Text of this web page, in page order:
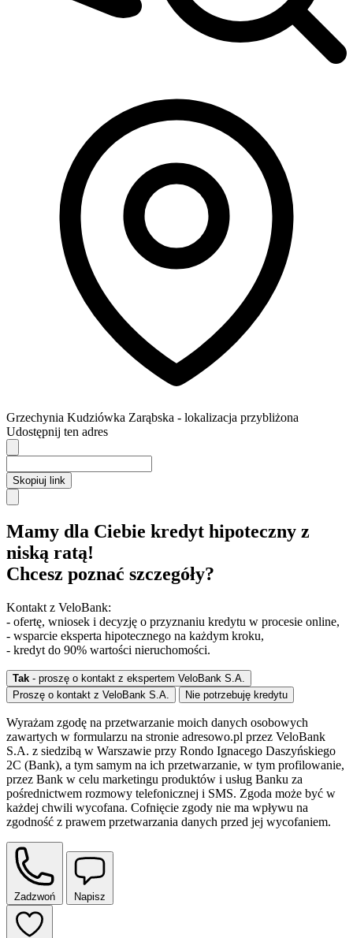
Grzechynia Kudziówka Zarąbska - lokalizacja przybliżona
Udostępnij ten adres
Skopiuj link
Mamy dla Ciebie kredyt hipoteczny z
niską ratą!
Chcesz poznać szczegóły?
Kontakt z VeloBank:
- ofertę, wniosek i decyzję o przyznaniu kredytu w procesie online,
- wsparcie eksperta hipotecznego na każdym kroku,
- kredyt do 90% wartości nieruchomości.
Tak - proszę o kontakt z ekspertem VeloBank S.A.
Proszę o kontakt z VeloBank S.A.
Nie potrzebuję kredytu
Wyrażam zgodę na przetwarzanie moich danych osobowych
zawartych w formularzu na stronie adresowo.pl przez VeloBank
S.A. z siedzibą w Warszawie przy Rondo Ignacego Daszyńskiego
2C (Bank), a tym samym na ich przetwarzanie, w tym profilowanie,
przez Bank w celu marketingu produktów i usług Banku za
pośrednictwem rozmowy telefonicznej i SMS. Zgoda może być w
każdej chwili wycofana. Cofnięcie zgody nie ma wpływu na
zgodność z prawem przetwarzania danych przed jej wycofaniem.
Zadzwoń Napisz